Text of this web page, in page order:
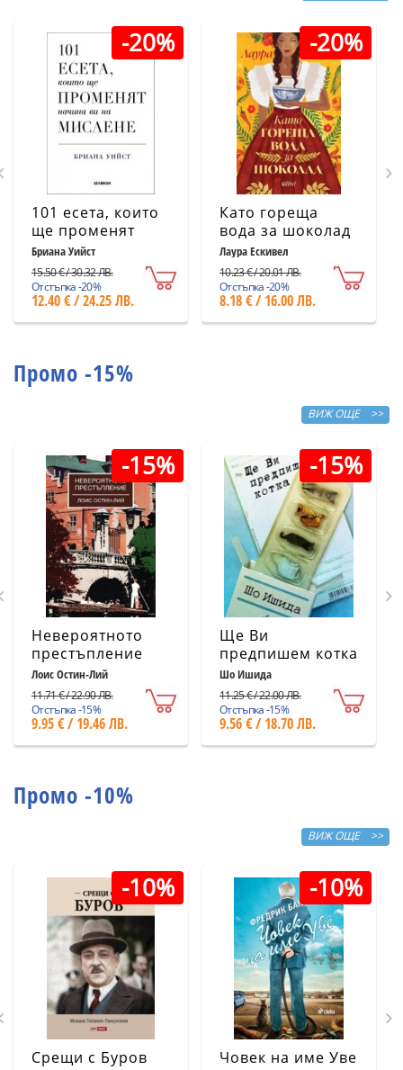
-20%
101 есета, които
ще променят
начина ви на
мислене
Бриана Уийст
15.50 € / 30.32 ЛВ.
Отстъпка -20%
12.40 € / 24.25 ЛВ.
-20%
Като гореща
вода за шоколад
(ново издание)
Лаура Ескивел
10.23 € / 20.01 ЛВ.
Отстъпка -20%
8.18 € / 16.00 ЛВ.
Промо -15%
ВИЖ ОЩЕ >>
-15%
Невероятното
престъпление
Лоис Остин-Лий
11.71 € / 22.90 ЛВ.
Отстъпка -15%
9.95 € / 19.46 ЛВ.
-15%
Ще Ви
предпишем котка
Шо Ишида
11.25 € / 22.00 ЛВ.
Отстъпка -15%
9.56 € / 18.70 ЛВ.
Промо -10%
ВИЖ ОЩЕ >>
-10%
Срещи с Буров
-10%
Човек на име Уве